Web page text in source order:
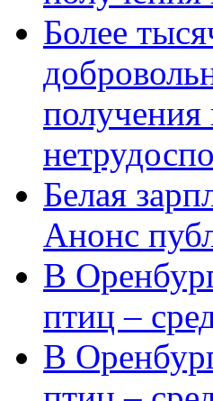
Более
Белая
Анонс
В
птиц –
В